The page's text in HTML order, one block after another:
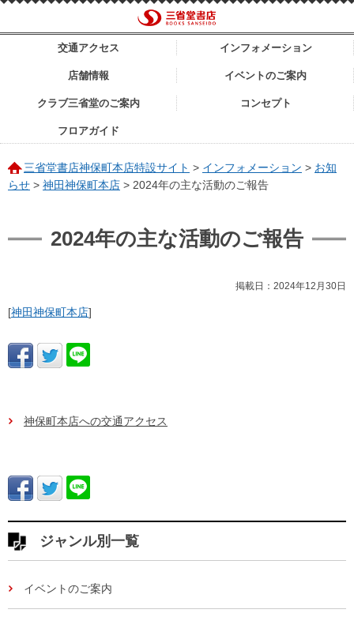
交通アクセス インフォメーション
店舗情報 イベントのご案内
クラブ三省堂のご案内 コンセプト
フロアガイド
三省堂書店神保町本店特設サイト > インフォメーション > お知
らせ > 神田神保町本店 > 2024年の主な活動のご報告
2024年の主な活動のご報告
掲載日：2024年12月30日
[神田神保町本店]
神保町本店への交通アクセス
ジャンル別一覧
イベントのご案内